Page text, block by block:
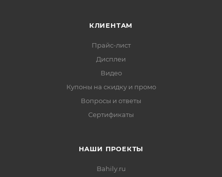
КЛИЕНТАМ
Прайс-лист
Дисплеи
Видео
Купоны на скидку и промо
Вопросы и ответы
Сертификаты
НАШИ ПРОЕКТЫ
Bahily.ru